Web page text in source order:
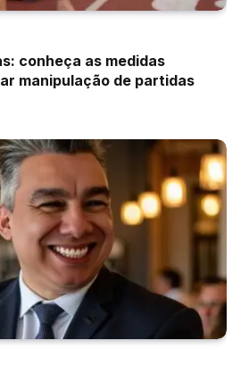
conheça as medidas
manipulação de partidas